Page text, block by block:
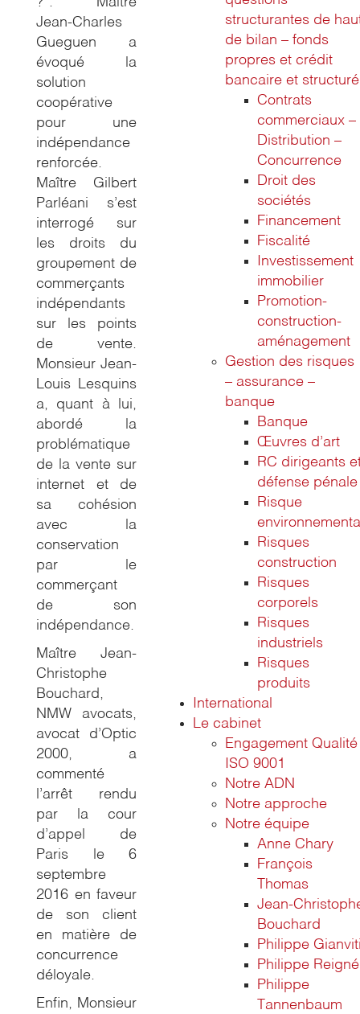
Jean-Charles
Gueguen a
évoqué la
solution
coopérative
pour une
indépendance
renforcée.
Maître Gilbert
Parléani s’est
interrogé sur
les droits du
groupement de
commerçants
indépendants
sur les points
de vente.
Monsieur Jean-
Louis Lesquins
a, quant à lui,
abordé la
problématique
de la vente sur
internet et de
sa cohésion
avec la
conservation
par le
commerçant
de son
indépendance.
Maître Jean-
Christophe
Bouchard,
NMW avocats,
avocat d’Optic
2000, a
commenté
l’arrêt rendu
par la cour
d’appel de
Paris le 6
septembre
2016 en faveur
de son client
en matière de
concurrence
déloyale.
Enfin, Monsieur
structurantes de
de bilan – fonds
propres et crédit
bancaire et structuré
Contrats
commerciaux –
Distribution –
Concurrence
Droit des
sociétés
Financement
Fiscalité
Investissement
immobilier
Promotion-
construction-
aménagement
Gestion des risques
– assurance –
banque
Banque
Œuvres d’art
RC dirigeants
défense pénale
Risque
Risques
construction
Risques
corporels
Risques
industriels
Risques
produits
International
Le cabinet
Engagement Qualité
ISO 9001
Notre ADN
Notre approche
Notre équipe
Anne Chary
François
Thomas
Jean-
Bouchard
Philippe
Philippe Reigné
Philippe
Tannenbaum